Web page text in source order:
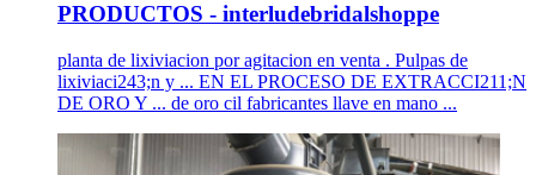
PRODUCTOS - interludebridalshoppe
planta de lixiviacion por agitacion en venta . Pulpas de
lixiviaci243;n y ... EN EL PROCESO DE EXTRACCI211;N
DE ORO Y ... de oro cil fabricantes llave en mano ...